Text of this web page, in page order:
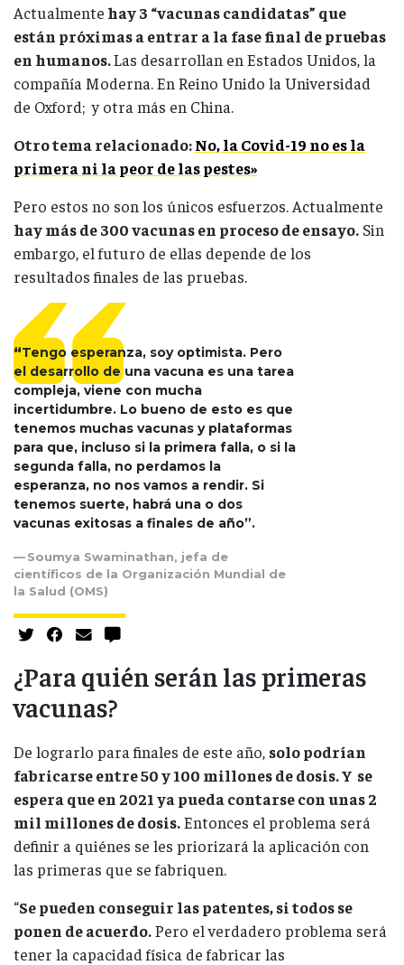
Actualmente hay 3 “vacunas candidatas” que
están próximas a entrar a la fase final de pruebas
en humanos.Las desarrollan en Estados Unidos, la
compañía Moderna. En Reino Unido la Universidad
de Oxford; y otra más en China.
Otro tema relacionado:No, la Covid-19 no es la
primera ni la peor de las pestes»
Pero estos no son los únicos esfuerzos. Actualmente
hay más de 300 vacunas en proceso de ensayo. Sin
embargo, el futuro de ellas depende de los
resultados finales de las pruebas.
“Tengo esperanza, soy optimista. Pero
el desarrollo de una vacuna es una tarea
compleja, viene con mucha
incertidumbre. Lo bueno de esto es que
tenemos muchas vacunas y plataformas
para que, incluso si la primera falla, o si la
segunda falla, no perdamos la
esperanza, no nos vamos a rendir. Si
tenemos suerte, habrá una o dos
vacunas exitosas a finales de año”.
Soumya Swaminathan, jefa de
científicos de la Organización Mundial de
la Salud (OMS)
¿Para quién serán las primeras
vacunas?
De lograrlo para finales de este año, solo podrían
fabricarse entre 50 y 100 millones de dosis. Y se
espera que en 2021 ya pueda contarse con unas 2
mil millones de dosis.Entonces el problema será
definir a quiénes se les priorizará la aplicación con
las primeras que se fabriquen.
“Se pueden conseguir las patentes, si todos se
ponen de acuerdo.Pero el verdadero problema será
tener la capacidad física de fabricar las